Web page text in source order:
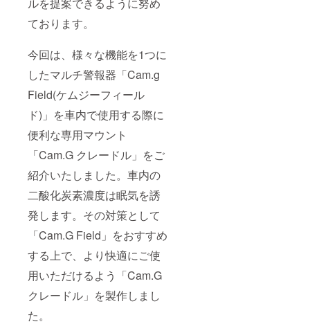
ております。
今回は、様々な機能を1つに
したマルチ警報器「Cam.g
Field(ケムジーフィール
ド)」を車内で使用する際に
便利な専用マウント
「Cam.G クレードル」をご
紹介いたしました。車内の
二酸化炭素濃度は眠気を誘
発します。その対策として
「Cam.G Field」をおすすめ
する上で、より快適にご使
用いただけるよう「Cam.G
クレードル」を製作しまし
た。